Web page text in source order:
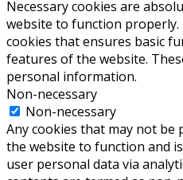
Necessary cookies are
website to function properly.
cookies that ensures basic
features of the website.
personal information.
Non-necessary
Non-necessary
Any cookies that may not be
the website to function and
user personal data via